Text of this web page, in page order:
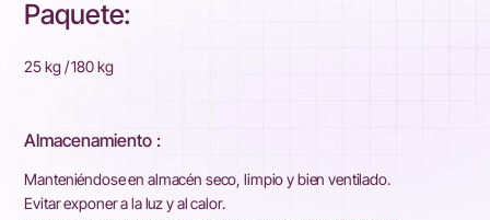
Paquete:
25 kg / 180 kg
Almacenamiento :
Manteniéndose en almacén seco, limpio y bien ventilado.
Evitar exponer a la luz y al calor.